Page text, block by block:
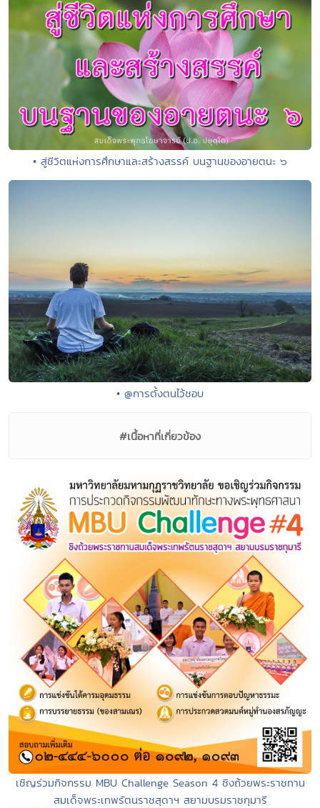
• สู่ชีวิตแห่งการศึกษาและสร้างสรรค์ บนฐานของอายตนะ ๖
• @การตั้งตนไว้ชอบ
#เนื้อหาที่เกี่ยวข้อง
เชิญร่วมกิจกรรม MBU Challenge Season 4 ชิงถ้วยพระราชทาน
สมเด็จพระเทพรัตนราชสุดาฯ สยามบรมราชกุมารี